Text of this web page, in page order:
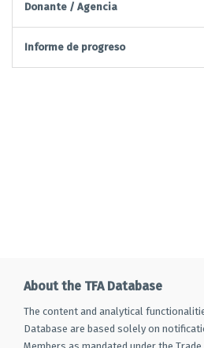
Donante / Agencia
Informe de progreso
About the TFA Database
The content and analytical
Database are based solely on